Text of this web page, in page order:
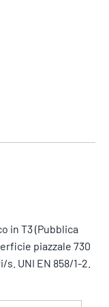
in T3 (Pubblica
piazzale 730
UNI EN 858/1-2.